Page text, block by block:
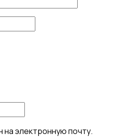
электронную почту.